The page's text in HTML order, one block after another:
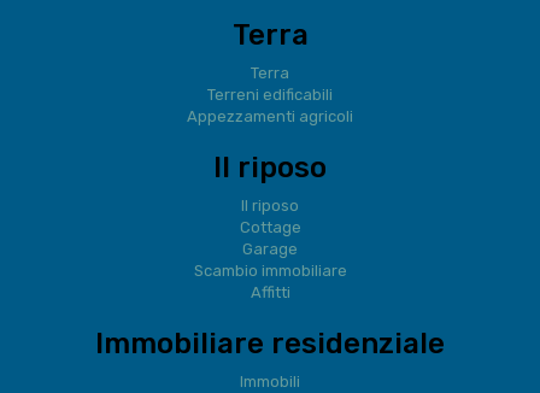
Terra
Terra
Terreni edificabili
Appezzamenti agricoli
Il riposo
Il riposo
Cottage
Garage
Scambio immobiliare
Affitti
Immobiliare residenziale
Immobili